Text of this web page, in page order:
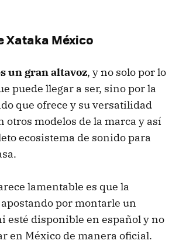
Xataka México
un gran altavoz, y no solo por lo
puede llegar a ser, sino por la
que ofrece y su versatilidad
otros modelos de la marca y así
ecosistema de sonido para
lamentable es que la
por montarle un
esté disponible en español y no
en México de manera oficial.